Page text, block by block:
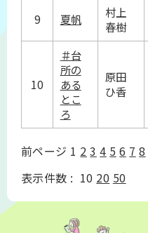
9 夏帆
村上
春樹
10
＃台
所の
ある
とこ
ろ
原田
ひ香
前ページ 1 2 3 4 5 6 7 8
表示件数 : 10 20 50